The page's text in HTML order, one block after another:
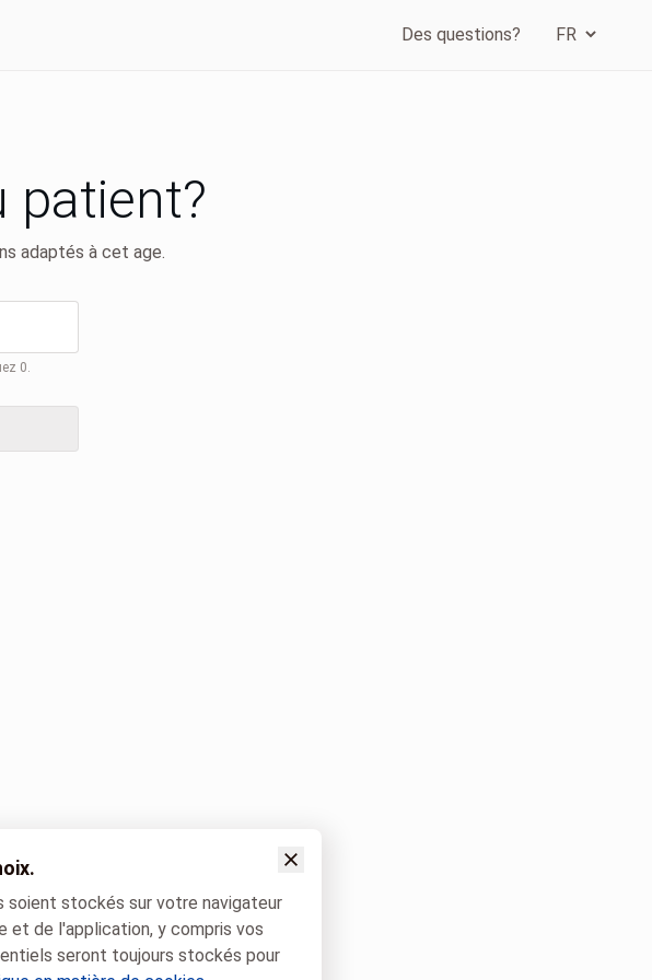
Des questions?
patient?
adaptés à cet age.
0.
soient stockés sur votre navigateur
et de l'application, y compris vos
seront toujours stockés pour